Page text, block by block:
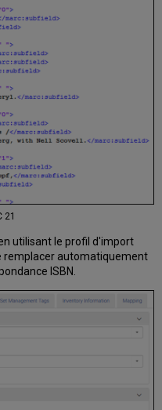
21
utilisant le profil d'import
remplacer automatiquement
ISBN.